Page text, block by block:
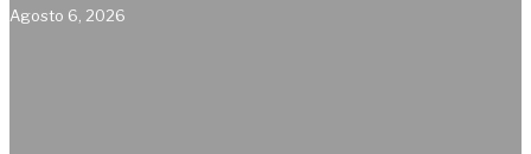
Agosto 6, 2026